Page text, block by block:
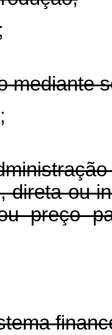
mediante
direta ou
preço